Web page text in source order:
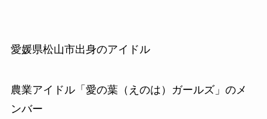
愛媛県松山市出身のアイドル
農業アイドル「愛の葉（えのは）ガールズ」のメ
ンバー